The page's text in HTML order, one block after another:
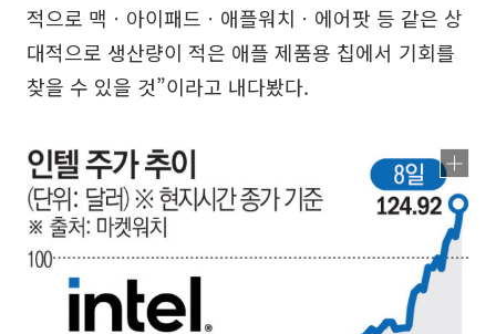
적으로 맥ㆍ아이패드ㆍ애플워치ㆍ에어팟 등 같은 상
대적으로 생산량이 적은 애플 제품용 칩에서 기회를
찾을 수 있을 것”이라고 내다봤다.